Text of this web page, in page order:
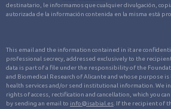
destinatario, le informamos que cualquier divulgación,
autorizada de la información contenida en la misma está
This email and the information contained in it are
professional secrecy, addressed exclusively to the
data is part of a file under the responsibility of the
and Biomedical Research of Alicante and whose purpose
health services and/or send institutional information. We
rights of access, rectification and cancellation, which you
by sending an email to info@isabial.es . If the recipient of